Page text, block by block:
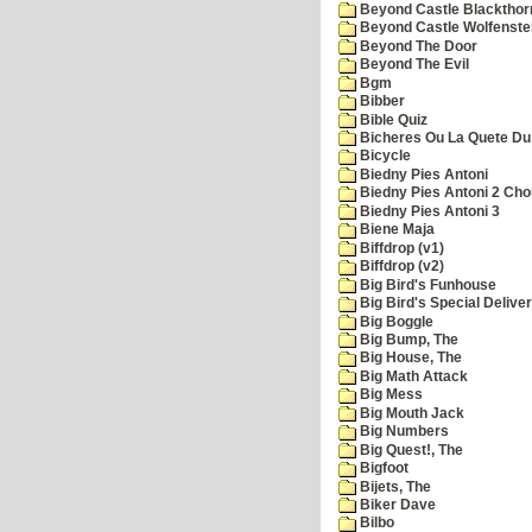
Beyond Castle
Beyond Castle
Beyond The Door
Beyond The Evil
Bgm
Bibber
Bible Quiz
Bicheres Ou La Quete
Bicycle
Biedny Pies Antoni
Biedny Pies Antoni 2
Biedny Pies Antoni 3
Biene Maja
Biffdrop (v1)
Biffdrop (v2)
Big Bird's Funhouse
Big Bird's Special
Big Boggle
Big Bump, The
Big House, The
Big Math Attack
Big Mess
Big Mouth Jack
Big Numbers
Big Quest!, The
Bigfoot
Bijets, The
Biker Dave
Bilbo